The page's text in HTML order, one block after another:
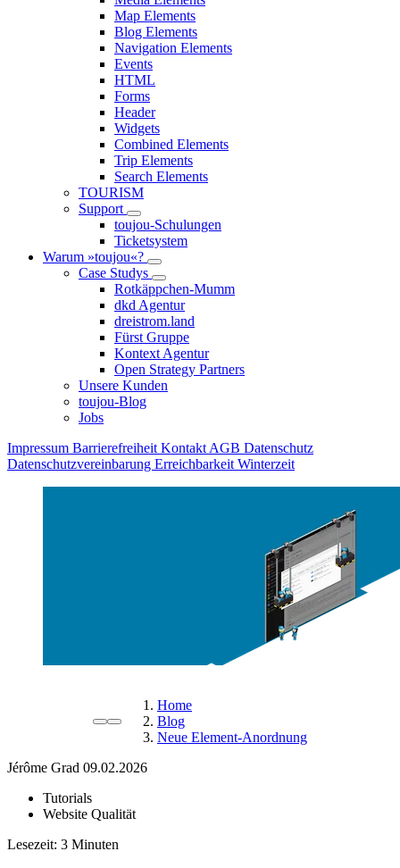
Map Elements
Blog Elements
Navigation Elements
Events
HTML
Forms
Header
Widgets
Combined Elements
Trip Elements
Search Elements
TOURISM
Support
toujou-Schulungen
Ticketsystem
Warum »toujou«?
Case Studys
Rotkäppchen-Mumm
dkd Agentur
dreistrom.land
Fürst Gruppe
Kontext Agentur
Open Strategy Partners
Unsere Kunden
toujou-Blog
Jobs
Impressum Barrierefreiheit Kontakt AGB Datenschutz
Datenschutzvereinbarung Erreichbarkeit Winterzeit
Home
Blog
Neue Element-Anordnung
Jérôme Grad 09.02.2026
Tutorials
Website Qualität
Lesezeit: